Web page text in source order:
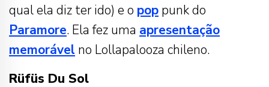
qual ela diz ter ido) e o pop punk do
Paramore. Ela fez uma apresentação
memorável no Lollapalooza chileno.
Rüfüs Du Sol